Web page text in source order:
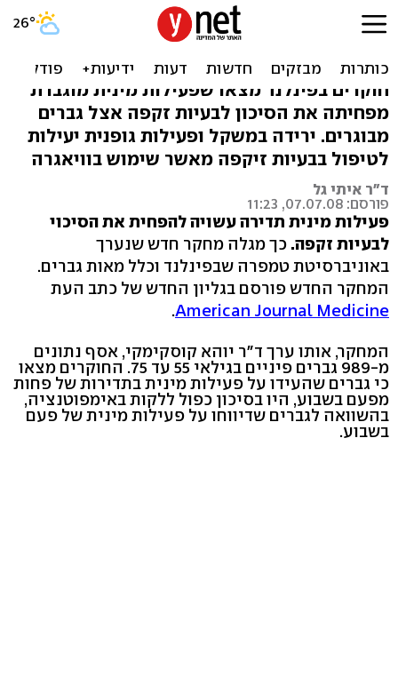
מחקר: הדרך למניעת בעיות
זקפה - הרבה סקס
חוקרים בפינלנד מצאו שפעילות מינית מוגברת
מפחיתה את הסיכון לבעיות זקפה אצל גברים
מבוגרים. ירידה במשקל ופעילות גופנית יעילות
לטיפול בבעיות זיקפה מאשר שימוש בוויאגרה
ד"ר איתי גל
פורסם: 07.07.08, 11:23
פעילות מינית תדירה עשויה להפחית את הסיכוי
לבעיות זקפה. כך מגלה מחקר חדש שנערך
באוניברסיטת טמפרה שבפינלנד וכלל מאות גברים.
המחקר החדש פורסם בגליון החדש של כתב העת
American Journal Medicine
.
המחקר, אותו ערך ד"ר יוהא קוסקימקי, אסף נתונים
מ-989 גברים פיניים בגילאי 55 עד 75. החוקרים מצאו
כי גברים שהעידו על פעילות מינית בתדירות של פחות
מפעם בשבוע, היו בסיכון כפול ללקות באימפוטנציה,
בהשוואה לגברים שדיווחו על פעילות מינית של פעם
בשבוע.